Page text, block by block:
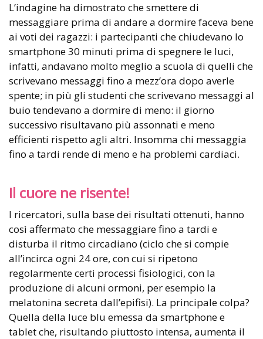
L’indagine ha dimostrato che smettere di
messaggiare prima di andare a dormire faceva bene
ai voti dei ragazzi: i partecipanti che chiudevano lo
smartphone 30 minuti prima di spegnere le luci,
infatti, andavano molto meglio a scuola di quelli che
scrivevano messaggi fino a mezz’ora dopo averle
spente; in più gli studenti che scrivevano messaggi al
buio tendevano a dormire di meno: il giorno
successivo risultavano più assonnati e meno
efficienti rispetto agli altri. Insomma chi messaggia
fino a tardi rende di meno e ha problemi cardiaci.
Il cuore ne risente!
I ricercatori, sulla base dei risultati ottenuti, hanno
così affermato che messaggiare fino a tardi e
disturba il ritmo circadiano (ciclo che si compie
all’incirca ogni 24 ore, con cui si ripetono
regolarmente certi processi fisiologici, con la
produzione di alcuni ormoni, per esempio la
melatonina secreta dall’epifisi). La principale colpa?
Quella della luce blu emessa da smartphone e
tablet che, risultando piuttosto intensa, aumenta il